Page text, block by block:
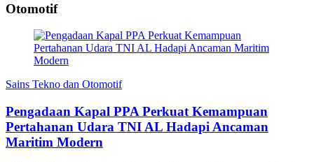
Otomotif
Sains Tekno dan Otomotif
Pengadaan Kapal PPA Perkuat Kemampuan
Pertahanan Udara TNI AL Hadapi Ancaman
Maritim Modern